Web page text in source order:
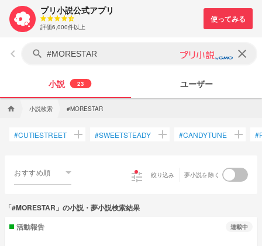
プリ小説公式アプリ
評価6,000件以上
keyboard_arrow_left search clear
小説 23 ユーザー
home 小説検索 #MORESTAR
#CUTIESTREET add #SWEETSTEADY add #CANDYTUNE add #
おすすめ順 tune 絞り込み 夢小説を除く
「#MORESTAR」の小説・夢小説検索結果
活動報告
連載中